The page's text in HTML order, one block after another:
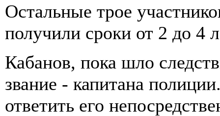
Остальные трое
получили сроки от 2 до 4
Кабанов, пока шло
звание - капитана
ответить его